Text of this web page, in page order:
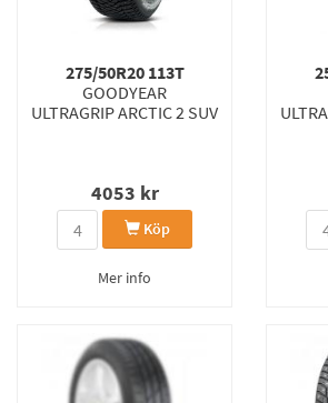
275/50R20 113T
GOODYEAR
ULTRAGRIP ARCTIC 2 SUV
4053 kr
Köp
Mer info